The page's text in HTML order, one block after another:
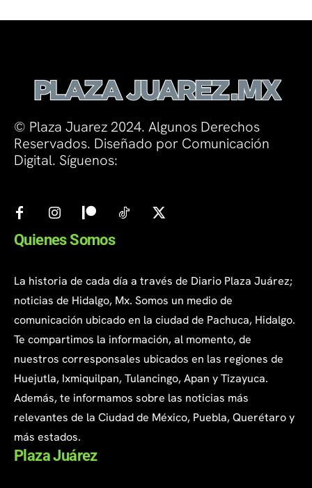
© Plaza Juarez 2024. Algunos Derechos
Reservados. Diseñado por Comunicación
Digital. Síguenos:
Quienes Somos
La historia de cada día a través de Diario Plaza Juárez;
noticias de Hidalgo, Mx. Somos un medio de
comunicación ubicado en la ciudad de Pachuca, Hidalgo.
Te compartimos la información, al momento, de
nuestros corresponsales ubicados en las regiones de
Huejutla, Ixmiquilpan, Tulancingo, Apan y Tizayuca.
Además, te informamos sobre las noticias más
relevantes de la Ciudad de México, Puebla, Querétaro y
más estados.
Plaza Juárez